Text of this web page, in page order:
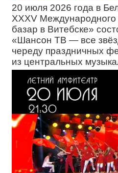
20 июля 2026 года в
XXXV Международного
базар в Витебске»
«Шансон ТВ — все
череду праздничных
из центральных